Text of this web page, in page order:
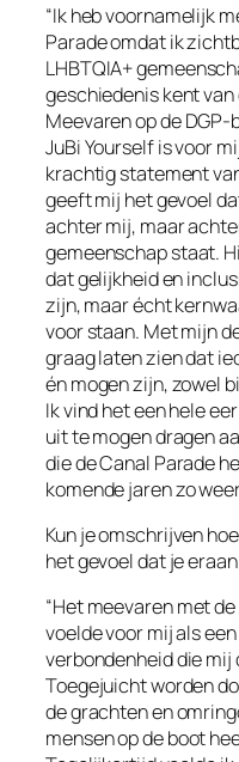
“Ik heb voornamelijk
Parade omdat ik
LHBTQIA+
geschiedenis kent
Meevaren op de
JuBi Yourself is voor
krachtig statement
geeft mij het gevoel
achter mij, maar
gemeenschap staat.
dat gelijkheid en
zijn, maar écht
voor staan. Met mijn
graag laten zien dat
én mogen zijn, zowel
Ik vind het een hele
uit te mogen dragen
die de Canal Parade
komende jaren zo
Kun je omschrijven
het gevoel dat je
“Het meevaren met
voelde voor mij als
verbondenheid die
Toegejuicht worden
de grachten en
mensen op de boot